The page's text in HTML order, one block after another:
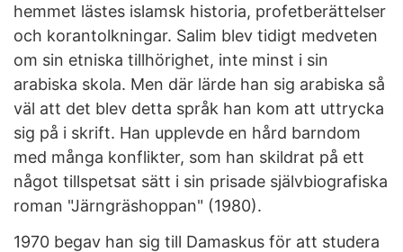
hemmet lästes islamsk historia, profetberättelser
och korantolkningar. Salim blev tidigt medveten
om sin etniska tillhörighet, inte minst i sin
arabiska skola. Men där lärde han sig arabiska så
väl att det blev detta språk han kom att uttrycka
sig på i skrift. Han upplevde en hård barndom
med många konflikter, som han skildrat på ett
något tillspetsat sätt i sin prisade självbiografiska
roman "Järngräshoppan" (1980).
1970 begav han sig till Damaskus för att studera